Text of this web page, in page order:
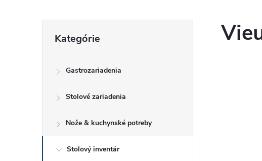
ý
kategórie
Kategórie
Gastrozariadenia
Stolové zariadenia
Nože & kuchynské potreby
Stolový inventár